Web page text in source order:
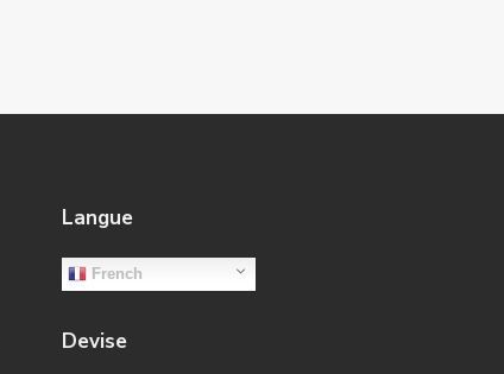
Langue
French
Devise